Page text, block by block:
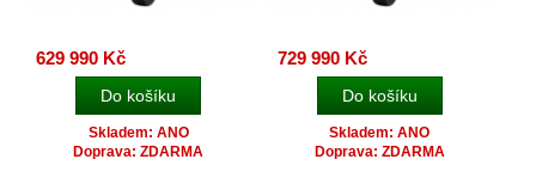
629 990 Kč
Skladem: ANO
Doprava: ZDARMA
729 990 Kč
Skladem: ANO
Doprava: ZDARMA